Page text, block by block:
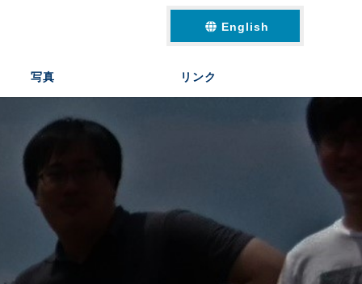
English
写真 リンク